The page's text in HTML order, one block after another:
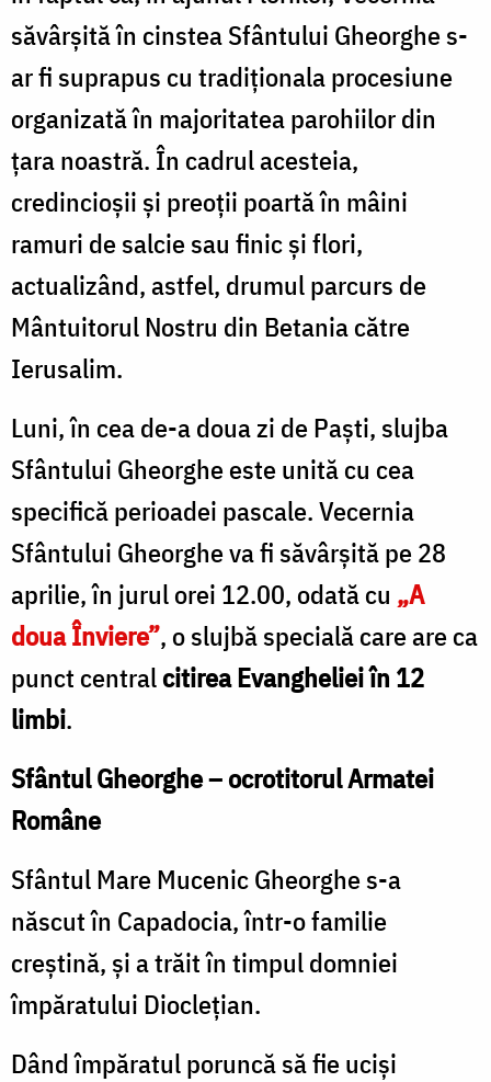
săvârșită în cinstea Sfântului Gheorghe s-
ar fi suprapus cu tradiţionala procesiune
organizată în majoritatea parohiilor din
țara noastră. În cadrul acesteia,
credincioşii și preoții poartă în mâini
ramuri de salcie sau finic şi flori,
actualizând, astfel, drumul parcurs de
Mântuitorul Nostru din Betania către
Ierusalim.
Luni, în cea de-a doua zi de Paşti, slujba
Sfântului Gheorghe este unită cu cea
specifică perioadei pascale. Vecernia
Sfântului Gheorghe va fi săvârșită pe 28
aprilie, în jurul orei 12.00, odată cu „A
doua Înviere”, o slujbă specială care are ca
punct centralcitirea Evangheliei în 12
limbi.
Sfântul Gheorghe –ocrotitorul Armatei
Române
Sfântul Mare Mucenic Gheorghe s-a
născut în Capadocia, într-o familie
creștină, și a trăit în timpul domniei
împăratului Dioclețian.
Dând împăratul poruncă să fie uciși